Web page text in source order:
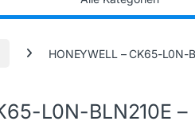
HONEYWELL – CK65-L0N-
L0N-BLN210E –